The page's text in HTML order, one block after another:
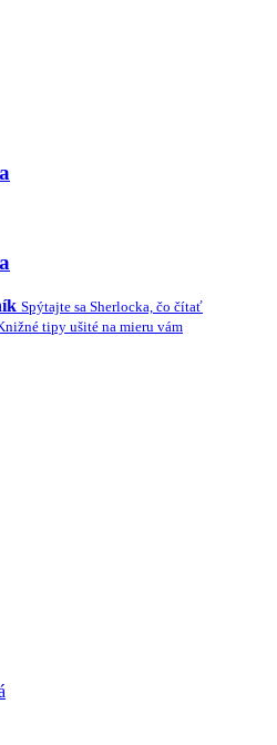
Spýtajte sa Sherlocka, čo čítať
tipy ušité na mieru vám